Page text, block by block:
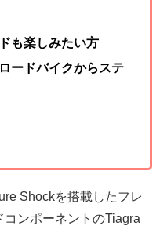
も楽しみたい方
ードバイクからステ
Shockを搭載したフレ
ンポーネントのTiagra